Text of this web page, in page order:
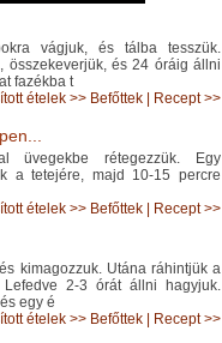
vágjuk, és tálba tesszük.
összekeverjük, és 24 óráig állni
fazékba t
ételek >> Befőttek Recept >>
üvegekbe rétegezzük. Egy
a tetejére, majd 10-15 percre
ételek >> Befőttek Recept >>
kimagozzuk. Utána ráhintjük a
2-3 órát állni hagyjuk.
egy é
ételek >> Befőttek Recept >>